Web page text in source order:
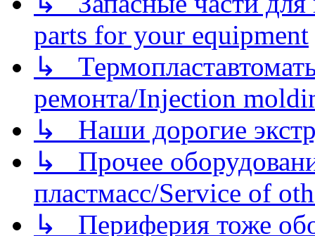
parts for your equipment
↳
ремонта/Injection
↳ Наши дорогие
↳ Прочее
пластмасс/Service of
↳ Периферия тоже